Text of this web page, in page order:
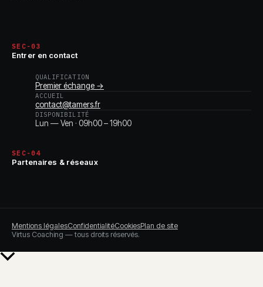
SEC-03
Entrer en contact
QUALIFICATION
Premier échange →
ACCUEIL
contact@tamers.fr
DISPONIBILITÉ
Lun — Ven · 09h00 – 19h00
SEC-04
Partenaires & réseaux
Mentions légalesConfidentialitéCookiesPlan de site
Virtus Coaching — tous droits réservés.